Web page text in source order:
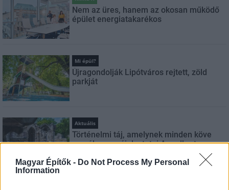
Magyar Építők - Do Not Process My Personal
Information
Nem az üres, hanem az okosan működő
épület energiatakarékos
Mi épül?
Újragondolják Lipótváros rejtett, zöld
parkját
Aktuális
Történelmi táj, amelynek minden köve
mesél – megújul a tatai Angolkert